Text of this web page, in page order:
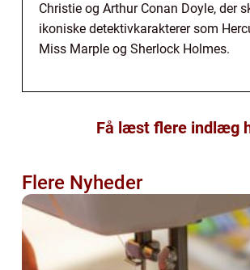
Christie og Arthur Conan Doyle, der
ikoniske detektivkarakterer som
Miss Marple og Sherlock Holmes.
Få læst flere indlæg
Flere Nyheder